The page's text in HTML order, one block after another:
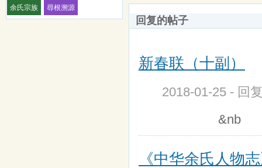
余氏宗族 尋根溯源
回复的帖子
新春联（十副）
2018-01-25 - 回
&nb
《中华余氏人物